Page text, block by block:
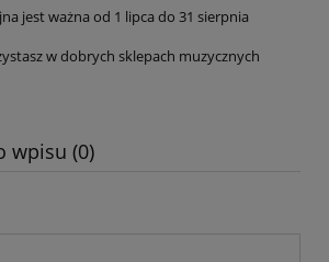
jest ważna od 1 lipca do 31 sierpnia
w dobrych sklepach muzycznych
wpisu (0)